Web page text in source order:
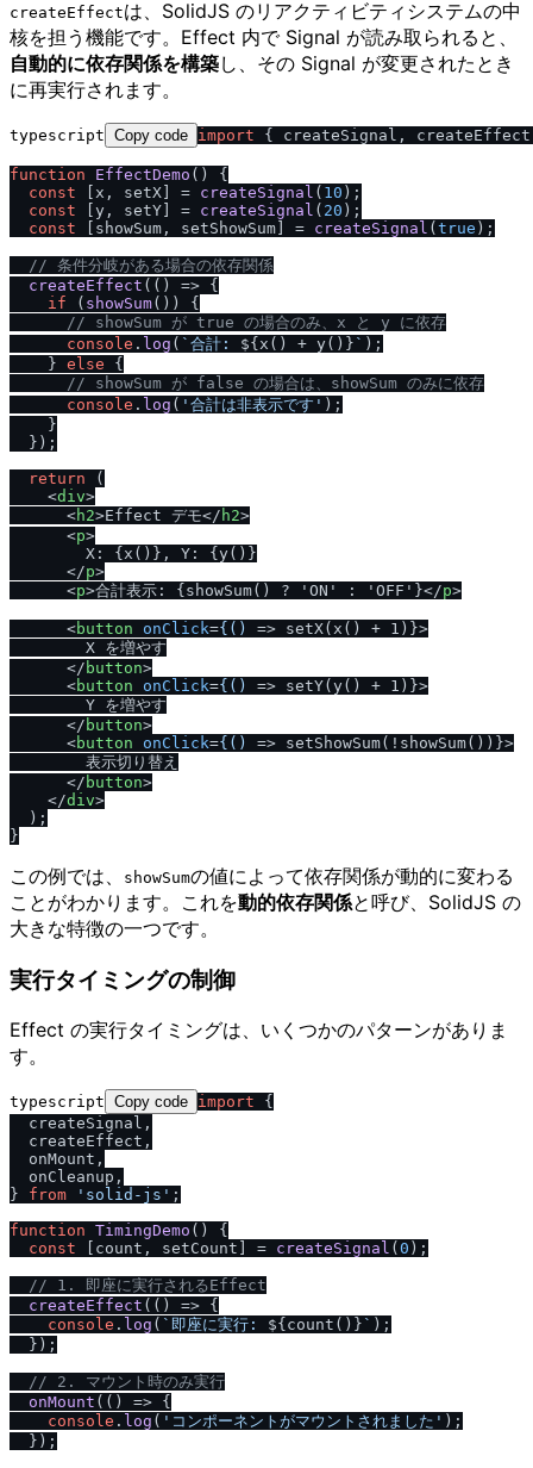
createEffectは、SolidJS のリアクティビティシステムの中
核を担う機能です。Effect 内で Signal が読み取られると、
自動的に依存関係を構築し、その Signal が変更されたとき
に再実行されます。
typescript Copy code import { createSignal,
function EffectDemo ( ) {
const [x, setX] = createSignal ( 10 );
const [y, setY] = createSignal ( 20 );
const [showSum, setShowSum] = createSignal ( true );
/ / 条件分岐がある場合の依存関係
createEffect ( () => {
if ( showSum()) {
/ / showSum が true の場合のみ、x と y に依存
console . log ( `合計: ${x() + y()} ` );
    }
else {
/ / showSum が false の場合は、showSum のみに依存
console . log ( '合計は非表示です' );
    }
  });
return (
<div>
<h2>Effect デモ</ h2>
<p>
        X: {x()}, Y: {y()}
</p>
<p>合計表示: {showSum() ? 'ON' : 'OFF'}</p>
<button onClick={() => setX(x() + 1)}>
        X を増やす
</ button>
<button onClick={() => setY(y() + 1)}>
        Y を増やす
</ button>
<button onClick={() => setShowSum(!showSum())}>
        表示切り替え
</ button>
</div>
  );
この例では、 showSumの値によって依存関係が動的に変わる
ことがわかります。これを動的依存関係と呼び、SolidJS の
大きな特徴の一つです。
実行タイミングの制御
Effect の実行タイミングは、いくつかのパターンがありま
す。
typescript Copy code import {
  createSignal,
  createEffect,
  onMount,
  onCleanup,
} from 'solid-js' ;
function TimingDemo ( ) {
const [count, setCount] = createSignal ( 0 );
// 1. 即座に実行されるEffect
createEffect ( () => {
console . log ( `即座に実行: ${count()} ` );
  });
// 2. マウント時のみ実行
onMount ( () => {
console . log ( 'コンポーネントがマウントされました' );
  });